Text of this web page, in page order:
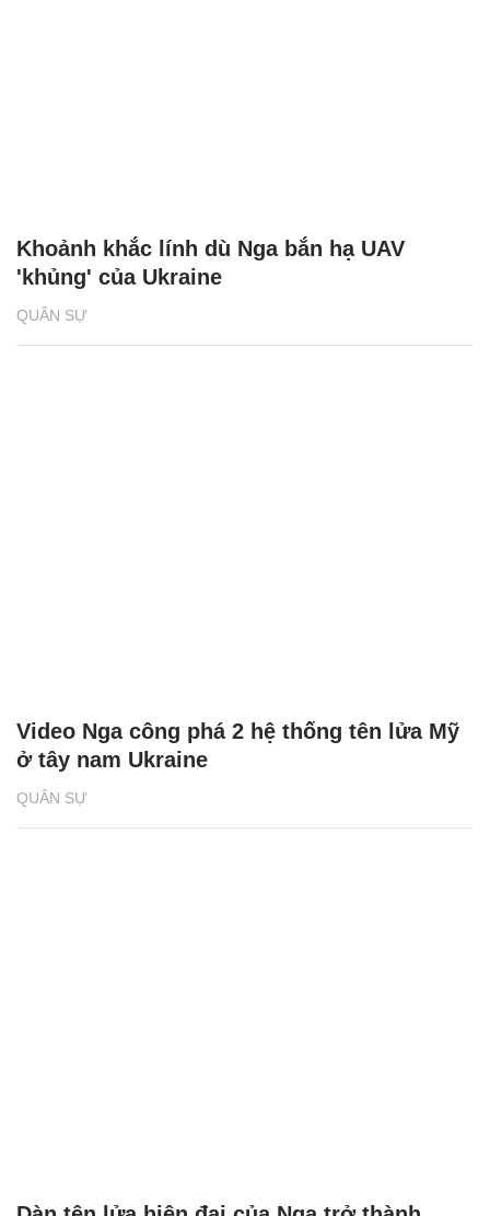
QUÂN SỰ
Khoảnh khắc lính dù Nga bắn hạ UAV
'khủng' của Ukraine
QUÂN SỰ
Video Nga công phá 2 hệ thống tên lửa Mỹ
ở tây nam Ukraine